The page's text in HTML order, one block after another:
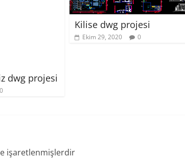
dwg projesi
0
Kilise dwg projesi
Ekim 29, 2020 0
işaretlenmişlerdir